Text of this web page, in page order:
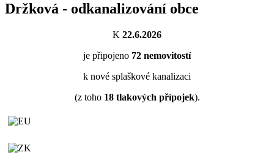
Držková - odkanalizování obce
K 22.6.2026
je připojeno 72 nemovitostí
k nové splaškové kanalizaci
(z toho 18tlakových přípojek).